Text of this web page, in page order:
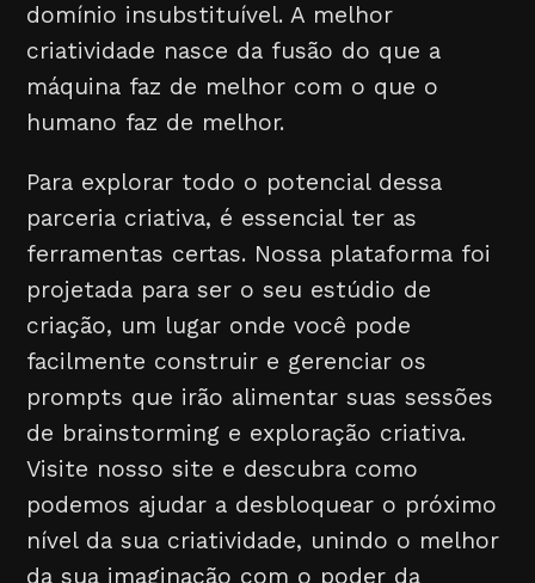
domínio insubstituível. A melhor
criatividade nasce da fusão do que a
máquina faz de melhor com o que o
humano faz de melhor.
Para explorar todo o potencial dessa
parceria criativa, é essencial ter as
ferramentas certas. Nossa plataforma foi
projetada para ser o seu estúdio de
criação, um lugar onde você pode
facilmente construir e gerenciar os
prompts que irão alimentar suas sessões
de brainstorming e exploração criativa.
Visite nosso site e descubra como
podemos ajudar a desbloquear o próximo
nível da sua criatividade, unindo o melhor
da sua imaginação com o poder da